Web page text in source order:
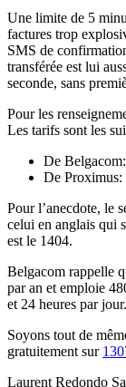
Une limite de 5
factures trop
SMS de
transférée est lui
seconde, sans
Pour les
Les tarifs sont les
De
De Proximus:
Pour l’anecdote, le
celui en anglais qui
est le 1404.
Belgacom rappelle
par an et emploie
et 24 heures par jour.
Soyons tout de
gratuitement sur
Laurent Redondo